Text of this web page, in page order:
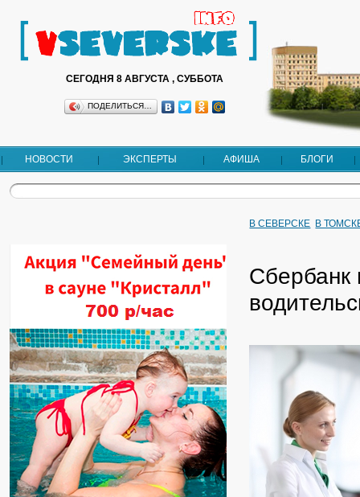
СЕГОДНЯ 8 АВГУСТА , СУББОТА
ПОДЕЛИТЬСЯ…
НОВОСТИ ЭКСПЕРТЫ АФИША БЛОГИ
В СЕВЕРСКЕ В
Сбербанк